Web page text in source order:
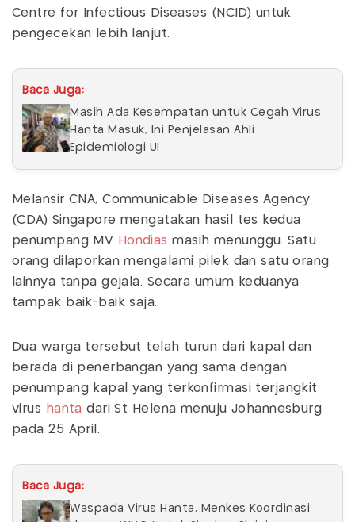
Centre for Infectious Diseases (NCID) untuk
pengecekan lebih lanjut.
Baca Juga:
Masih Ada Kesempatan untuk Cegah Virus
Hanta Masuk, Ini Penjelasan Ahli
Epidemiologi UI
Melansir CNA, Communicable Diseases Agency
(CDA) Singapore mengatakan hasil tes kedua
penumpang MV Hondias masih menunggu. Satu
orang dilaporkan mengalami pilek dan satu orang
lainnya tanpa gejala. Secara umum keduanya
tampak baik-baik saja.
Dua warga tersebut telah turun dari kapal dan
berada di penerbangan yang sama dengan
penumpang kapal yang terkonfirmasi terjangkit
virus
hanta dari St Helena menuju Johannesburg
pada 25 April.
Baca Juga:
Waspada Virus Hanta, Menkes Koordinasi